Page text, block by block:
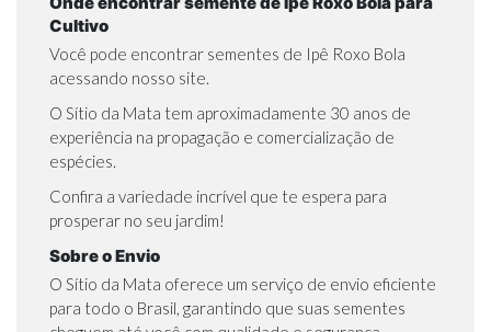
Cultivo
Você pode encontrar sementes de Ipê Roxo Bola
acessando nosso site.
O Sítio da Mata tem aproximadamente 30 anos de
experiência na propagação e comercialização de
espécies.
Confira a variedade incrível que te espera para
prosperar no seu jardim!
Sobre o Envio
O Sítio da Mata oferece um serviço de envio eficiente
para todo o Brasil, garantindo que suas sementes